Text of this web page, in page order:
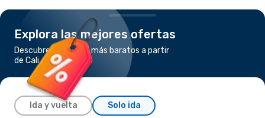
Explora las mejores ofertas
Descubre los vuelos más baratos a partir
de Cali a Barranquilla
Ida y vuelta Solo ida